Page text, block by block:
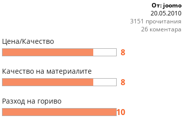
Цена/Качество
8
Качество на материалите
8
Разход на гориво
10
От: joomo
20.05.2010
3151 прочитания
26 коментара